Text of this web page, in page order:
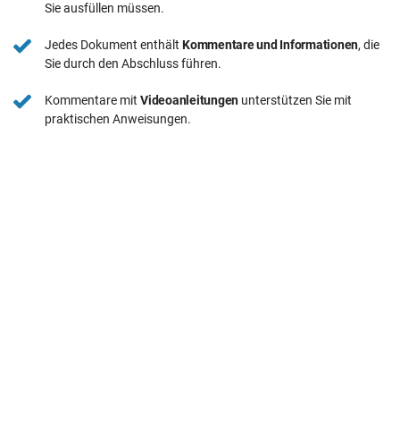
Sie ausfüllen müssen.
Jedes Dokument enthält Kommentare und Informationen, die
Sie durch den Abschluss führen.
Kommentare mit Videoanleitungen unterstützen Sie mit
praktischen Anweisungen.